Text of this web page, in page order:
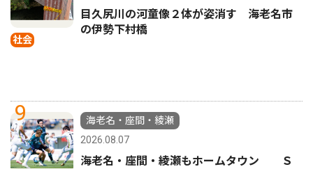
社会
目久尻川の河童像２体が姿消す 海老名市
の伊勢下村橋
9
海老名・座間・綾瀬
2026.08.07
海老名・座間・綾瀬もホームタウン Ｓ